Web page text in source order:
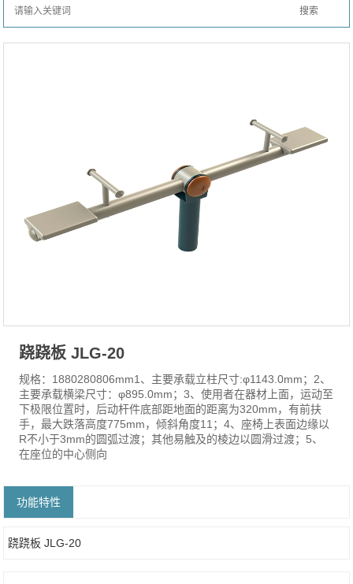
跷跷板 JLG-20
规格：1880280806mm1、主要承载立柱尺寸:φ1143.0mm；2、
主要承载横梁尺寸：φ895.0mm；3、使用者在器材上面，运动至
下极限位置时，后动杆件底部距地面的距离为320mm，有前扶
手，最大跌落高度775mm，倾斜角度11；4、座椅上表面边缘以
R不小于3mm的圆弧过渡；其他易触及的棱边以圆滑过渡；5、
在座位的中心侧向
功能特性
跷跷板 JLG-20